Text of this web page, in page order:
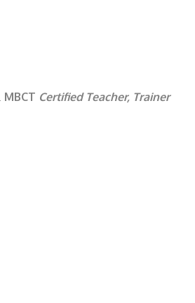
MBCT Certified Teacher, Trainer